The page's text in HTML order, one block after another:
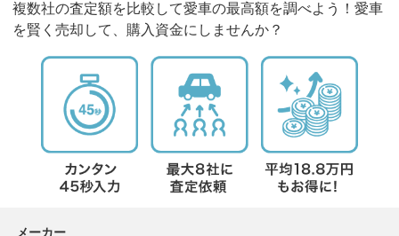
複数社の査定額を比較して愛車の最高額を調べよう！愛車
を賢く売却して、購入資金にしませんか？
メーカー